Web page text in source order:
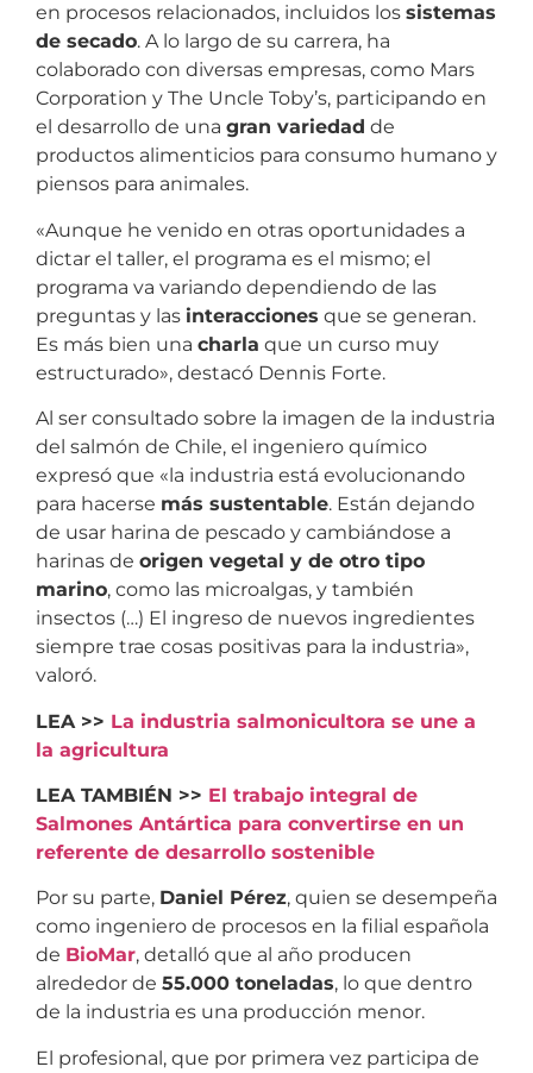
en procesos relacionados, incluidos los sistemas
de secado. A lo largo de su carrera, ha
colaborado con diversas empresas, como Mars
Corporation y The Uncle Toby’s, participando en
el desarrollo de una gran variedad de
productos alimenticios para consumo humano y
piensos para animales.
«Aunque he venido en otras oportunidades a
dictar el taller, el programa es el mismo; el
programa va variando dependiendo de las
preguntas y las interacciones que se generan.
Es más bien una charla que un curso muy
estructurado», destacó Dennis Forte.
Al ser consultado sobre la imagen de la industria
del salmón de Chile, el ingeniero químico
expresó que «la industria está evolucionando
para hacerse más sustentable. Están dejando
de usar harina de pescado y cambiándose a
harinas de origen vegetal y de otro tipo
marino, como las microalgas, y también
insectos (…) El ingreso de nuevos ingredientes
siempre trae cosas positivas para la industria»,
valoró.
LEA >> La industria salmonicultora se une a
la agricultura
LEA TAMBIÉN >> El trabajo integral de
Salmones Antártica para convertirse en un
referente de desarrollo sostenible
Por su parte, Daniel Pérez, quien se desempeña
como ingeniero de procesos en la filial española
de BioMar, detalló que al año producen
alrededor de 55.000 toneladas, lo que dentro
de la industria es una producción menor.
El profesional, que por primera vez participa de